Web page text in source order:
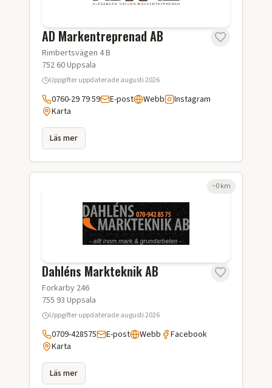
AD Markentreprenad AB
Rimbertsvägen 4 B
752 60Uppsala
Uppgifter uppdateradeaugusti 2026
0760-29 79 59 E-post Webb
Instagram
Karta
Läs mer
Dahléns Markteknik AB
Forkarby 246
755 93 Uppsala
Uppgifter uppdateradeaugusti 2026
0709-428575 E-post Webb
Facebook
Karta
Läs mer
~0km